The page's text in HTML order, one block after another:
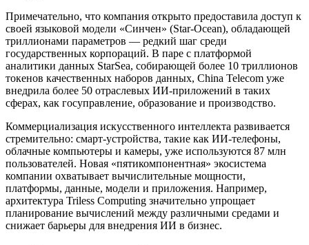
Примечательно, что компания открыто предоставила доступ к
своей языковой модели «Синчен» (Star-Ocean), обладающей
триллионами параметров — редкий шаг среди
государственных корпораций. В паре с платформой
аналитики данных StarSea, собирающей более 10 триллионов
токенов качественных наборов данных, China Telecom уже
внедрила более 50 отраслевых ИИ-приложений в таких
сферах, как госуправление, образование и производство.
Коммерциализация искусственного интеллекта развивается
стремительно: смарт-устройства, такие как ИИ-телефоны,
облачные компьютеры и камеры, уже используются 87 млн
пользователей. Новая «пятикомпонентная» экосистема
компании охватывает вычислительные мощности,
платформы, данные, модели и приложения. Например,
архитектура Triless Computing значительно упрощает
планирование вычислений между различными средами и
снижает барьеры для внедрения ИИ в бизнес.